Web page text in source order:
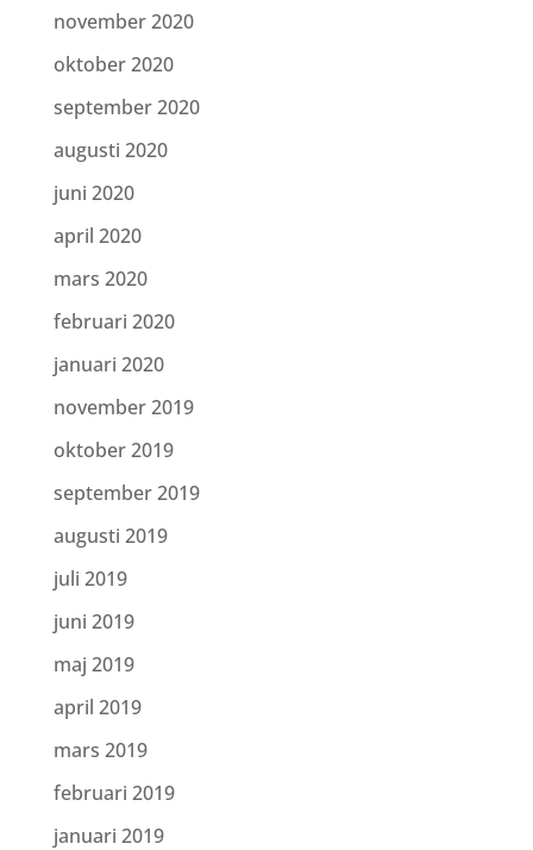
november 2020
oktober 2020
september 2020
augusti 2020
juni 2020
april 2020
mars 2020
februari 2020
januari 2020
november 2019
oktober 2019
september 2019
augusti 2019
juli 2019
juni 2019
maj 2019
april 2019
mars 2019
februari 2019
januari 2019